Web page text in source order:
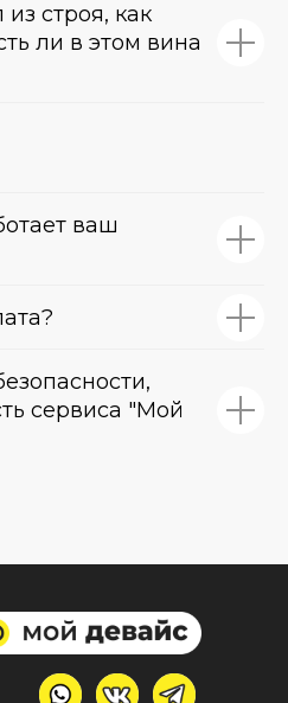
строя, как
ли в этом вина
ваш
сервиса "Мой